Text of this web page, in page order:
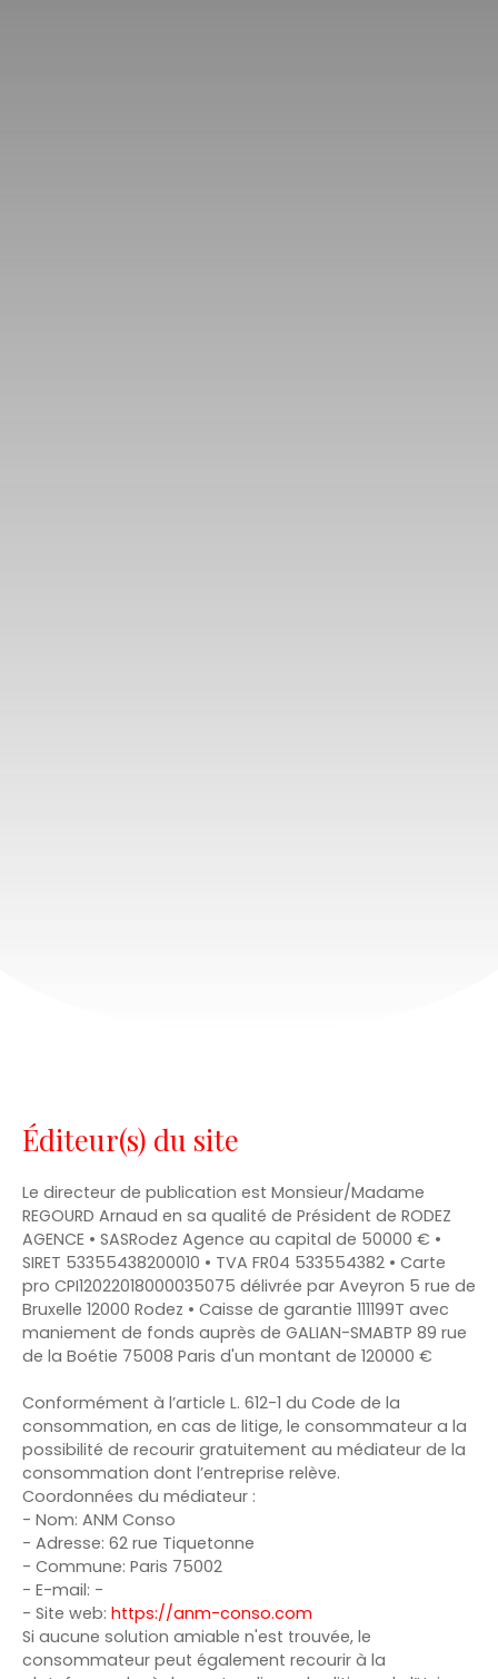
Éditeur(s) du site
Le directeur de publication est Monsieur/Madame
REGOURD Arnaud en sa qualité de Président de RODEZ
AGENCE • SASRodez Agence au capital de 50000 € •
SIRET 53355438200010 • TVA FR04 533554382 • Carte
pro CPI12022018000035075 délivrée par Aveyron 5 rue de
Bruxelle 12000 Rodez • Caisse de garantie 111199T avec
maniement de fonds auprès de GALIAN-SMABTP 89 rue
de la Boétie 75008 Paris d'un montant de 120000 €
Conformément à l’article L. 612-1 du Code de la
consommation, en cas de litige, le consommateur a la
possibilité de recourir gratuitement au médiateur de la
consommation dont l’entreprise relève.
Coordonnées du médiateur :
- Nom: ANM Conso
- Adresse: 62 rue Tiquetonne
- Commune: Paris 75002
- E-mail: -
- Site web: https://anm-conso.com
Si aucune solution amiable n'est trouvée, le
consommateur peut également recourir à la